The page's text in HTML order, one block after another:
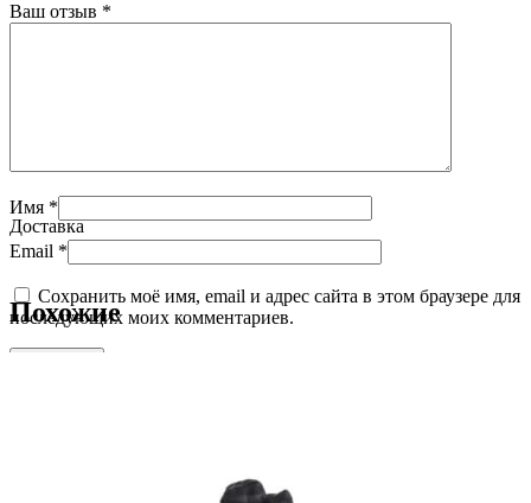
Ваш отзыв *
Имя *
Email *
Сохранить моё имя, email и адрес сайта в этом браузере для
последующих моих комментариев.
Доставка
Похожие